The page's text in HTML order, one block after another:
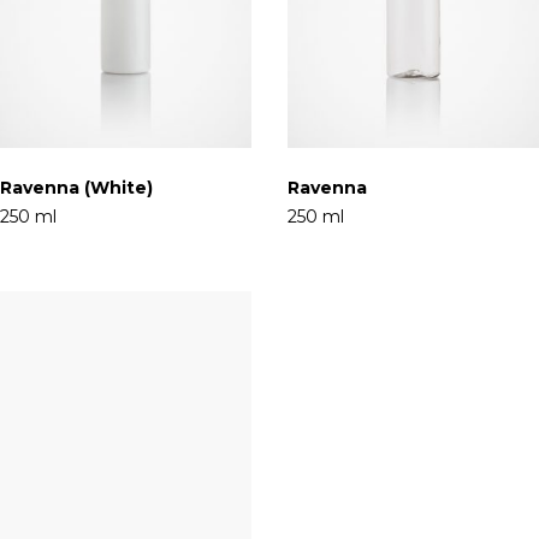
Ravenna (White)
250 ml
Ravenna
250 ml